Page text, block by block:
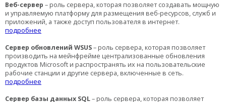
Веб-сервер – роль сервера, которая позволяет создавать мощную
и управляемую платформу для размещения веб-ресурсов, служб и
приложений, а также доступ пользователя в интернет.
подробнее
Сервер обновлений WSUS– роль сервера, которая позволяет
производить на мейнфрейме централизованные обновления
продуктов Microsoft и распространять их на пользовательские
рабочие станции и другие сервера, включенные в сеть.
подробнее
Сервер базы данных SQL– роль сервера, которая позволяет